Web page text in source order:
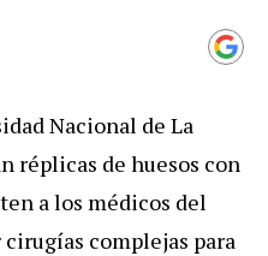
Nacional de La
réplicas de huesos con
a los médicos del
complejas para